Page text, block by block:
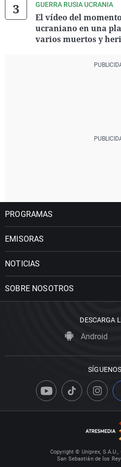
GUERRA RUSIA UCRANIA
El vídeo del
ucraniano en una
varios muertos y
PROGRAMAS
EMISORAS
NOTICIAS
SOBRE NOSOTROS
DESCARGA
Android
Copyright © Uniprex,
San Sebastián de los